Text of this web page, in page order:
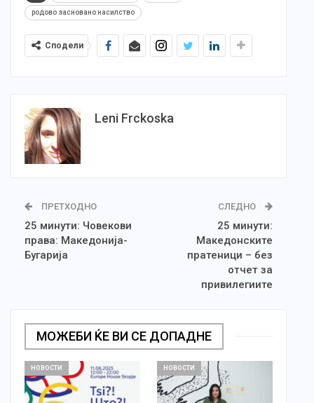
родово засновано насилство
Сподели
Leni Frckoska
ПРЕТХОДНО
25 минути: Човекови
права: Македонија-
Бугарија
СЛЕДНО
25 минути:
Македонските
пратеници – без
отчет за
привилегиите
МОЖЕБИ ЌЕ ВИ СЕ ДОПАДНЕ
НОВОСТИ НОВОСТИ